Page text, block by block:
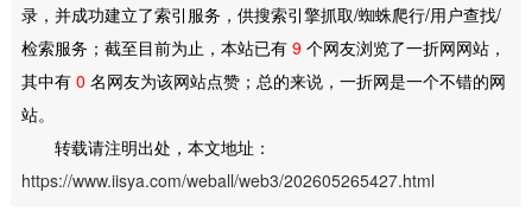
录，并成功建立了索引服务，供搜索引擎抓取/蜘蛛爬行/用户查找/
检索服务；截至目前为止，本站已有 9个网友浏览了一折网网站，
其中有 0 名网友为该网站点赞；总的来说，一折网是一个不错的网
站。
转载请注明出处，本文地址：
https://www.iisya.com/weball/web3/202605265427.html